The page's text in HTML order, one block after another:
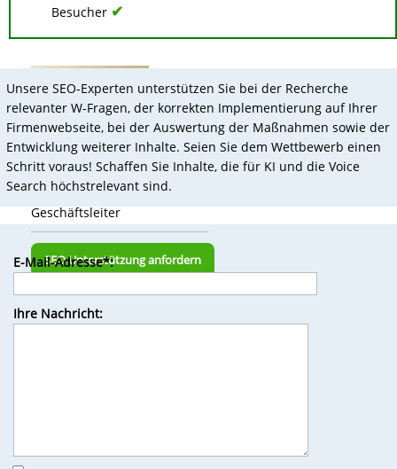
Besucher ✔
Kamillo Kluth
Geschäftsleiter
SEO Unterstützung anfordern
Unsere SEO-Experten unterstützen Sie bei der Recherche
relevanter W-Fragen, der korrekten Implementierung auf Ihrer
Firmenwebseite, bei der Auswertung der Maßnahmen sowie der
Entwicklung weiterer Inhalte. Seien Sie dem Wettbewerb einen
Schritt voraus! Schaffen Sie Inhalte, die für KI und die Voice
Search höchstrelevant sind.
Bitte
lasse
dieses
Feld
leer.
E-Mail-Adresse*:
Ihre Nachricht: